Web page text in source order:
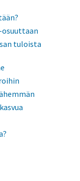
tuloista